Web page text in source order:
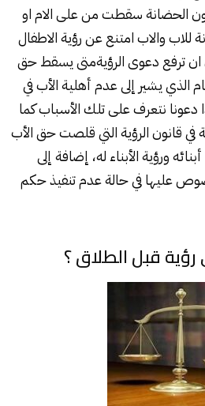
الحضانة سقطت من على الام او
للاب والاب امتنع عن رؤية الاطفال
ان ترفع دعوى الرؤيةمتى يسقط حق
الذي يشير إلى عدم أهلية الأب في
دعونا نتعرف على تلك الأسباب كما
في قانون الرؤية التي قلصت حق الأب
ورؤية الأبناء له، إضافة إلى
عليها في حالة عدم تنفيذ حكم
قبل الطلاق ؟